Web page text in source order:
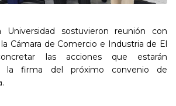
Universidad sostuvieron reunión con
Cámara de Comercio e Industria de El
las acciones que estarán
la firma del próximo convenio de